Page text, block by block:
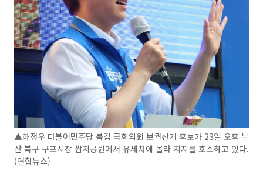
▲하정우 더불어민주당 북갑 국회의원 보궐선거 후보가 23일 오후 부
산 북구 구포시장 쌈지공원에서 유세차에 올라 지지를 호소하고 있다.
(연합뉴스)